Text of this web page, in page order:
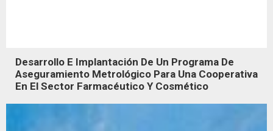
Desarrollo E Implantación De Un Programa De
Aseguramiento Metrológico Para Una Cooperativa
En El Sector Farmacéutico Y Cosmético